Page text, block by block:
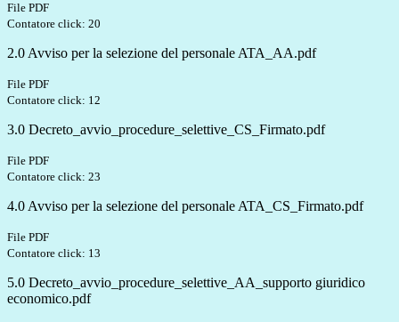
File PDF
Contatore click: 20
2.0 Avviso per la selezione del personale ATA_AA.pdf
File PDF
Contatore click: 12
3.0 Decreto_avvio_procedure_selettive_CS_Firmato.pdf
File PDF
Contatore click: 23
4.0 Avviso per la selezione del personale ATA_CS_Firmato.pdf
File PDF
Contatore click: 13
5.0 Decreto_avvio_procedure_selettive_AA_supporto giuridico
economico.pdf